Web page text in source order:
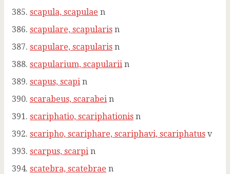
scapula, scapulae n
scapulare, scapularis n
scapulare, scapularis n
scapularium, scapularii n
scapus, scapi n
scarabeus, scarabei n
scariphatio, scariphationis n
scaripho, scariphare, scariphavi, scariphatus v
scarpus, scarpi n
scatebra, scatebrae n